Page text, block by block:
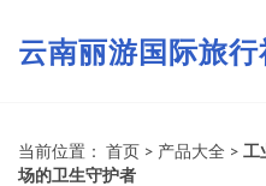
云南丽游国际旅
当前位置： 首页 > 产品大全 > 工
场的卫生守护者